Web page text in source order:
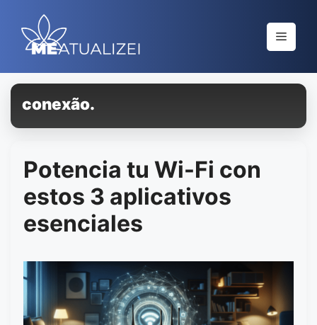
contenido
Menú
conexão.
Potencia tu Wi-Fi con
estos 3 aplicativos
esenciales